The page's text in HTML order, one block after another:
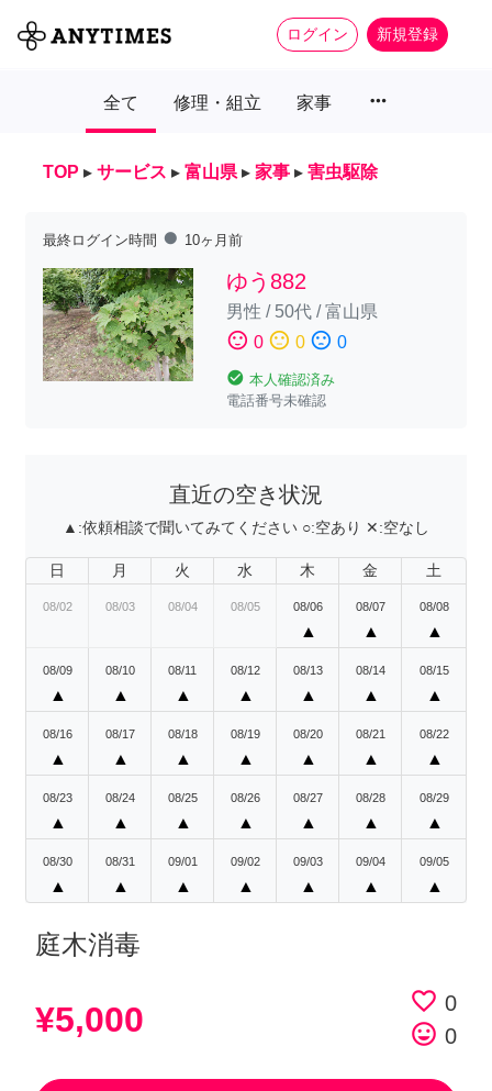
ログイン 新規登録
全て 修理・組立 家事 more_horiz
TOP ▸ サービス ▸ 富山県 ▸ 家事 ▸ 害虫駆除
最終ログイン時間 fiber_manual_record 10ヶ月前
ゆう882
男性 / 50代/富山県
sentiment_satisfied 0 sentiment_neutral 0 sentiment_dissatisfied 0
check_circle 本人確認済み
電話番号未確認
直近の空き状況
▲:依頼相談で聞いてみてください ○:空あり ✕:空なし
日 月 火 水 木 金 土
08/02 08/03 08/04 08/05 08/06
▲
08/07
▲
08/08
▲
08/09
▲
08/10
▲
08/11
▲
08/12
▲
08/13
▲
08/14
▲
08/15
▲
08/16
▲
08/17
▲
08/18
▲
08/19
▲
08/20
▲
08/21
▲
08/22
▲
08/23
▲
08/24
▲
08/25
▲
08/26
▲
08/27
▲
08/28
▲
08/29
▲
08/30
▲
08/31
▲
09/01
▲
09/02
▲
09/03
▲
09/04
▲
09/05
▲
庭木消毒
¥5,000 favorite_border 0
tag_faces 0